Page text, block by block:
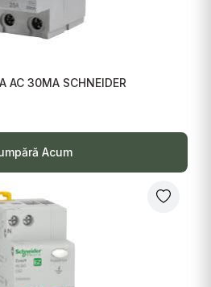
AC 30MA SCHNEIDER
Acum